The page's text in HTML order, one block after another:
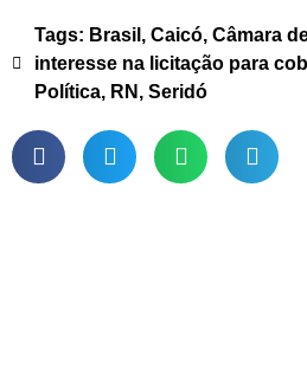
Tags: Brasil , Caicó, Câmara
interesse na licitação para
Política, RN , Seridó